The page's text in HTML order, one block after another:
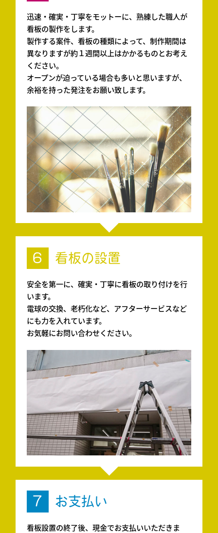
迅速・確実・丁寧をモットーに、熟練した職人が
看板の製作をします。
製作する案件、看板の種類によって、制作期間は
異なりますが約１週間以上はかかるものとお考え
ください。
オープンが迫っている場合も多いと思いますが、
余裕を持った発注をお願い致します。
6 看板の設置
安全を第一に、確実・丁寧に看板の取り付けを行
います。
電球の交換、老朽化など、アフターサービスなど
にも力を入れています。
お気軽にお問い合わせください。
7 お支払い
看板設置の終了後、現金でお支払いいただきま